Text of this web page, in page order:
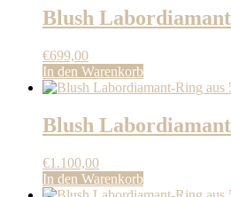
Blush
€699,00
In den Warenkorb
Blush
€1.100,00
In den Warenkorb